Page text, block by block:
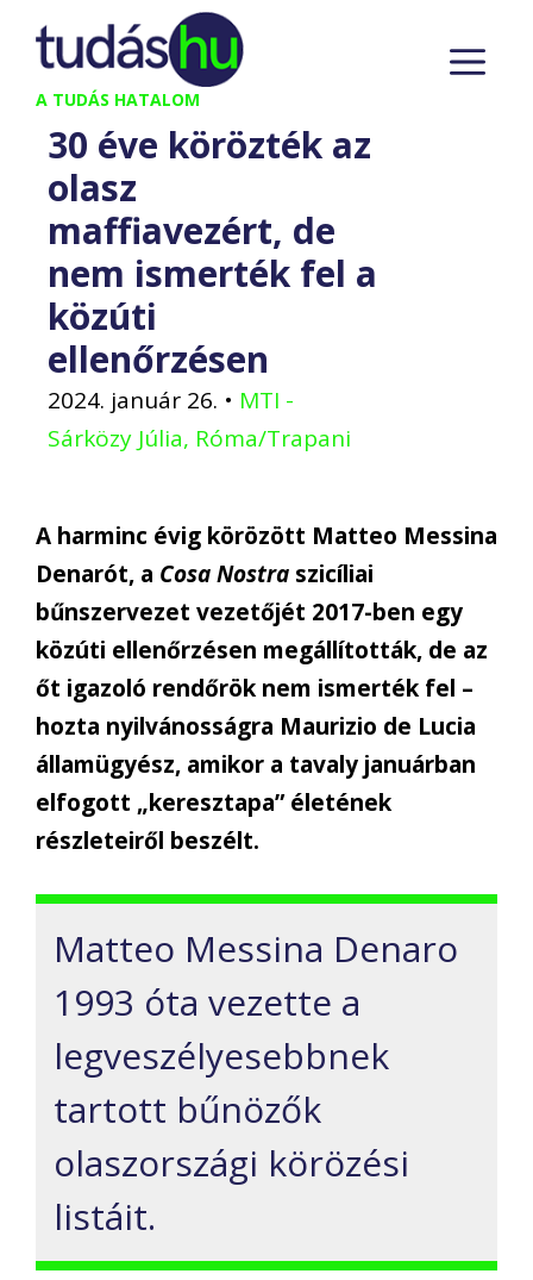
Kilépés
tartalomba
A TUDÁS HATALOM
30 éve körözték az
olasz
maffiavezért, de
nem ismerték fel a
közúti
ellenőrzésen
2024. január 26. • MTI -
Sárközy Júlia, Róma/Trapani
A harminc évig körözött Matteo Messina
Denarót, a Cosa Nostra szicíliai
bűnszervezet vezetőjét 2017-ben egy
közúti ellenőrzésen megállították, de az
őt igazoló rendőrök nem ismerték fel –
hozta nyilvánosságra Maurizio de Lucia
államügyész, amikor a tavaly januárban
elfogott „keresztapa” életének
részleteiről beszélt.
Matteo Messina Denaro
1993 óta vezette a
legveszélyesebbnek
tartott bűnözők
olaszországi körözési
listáit.